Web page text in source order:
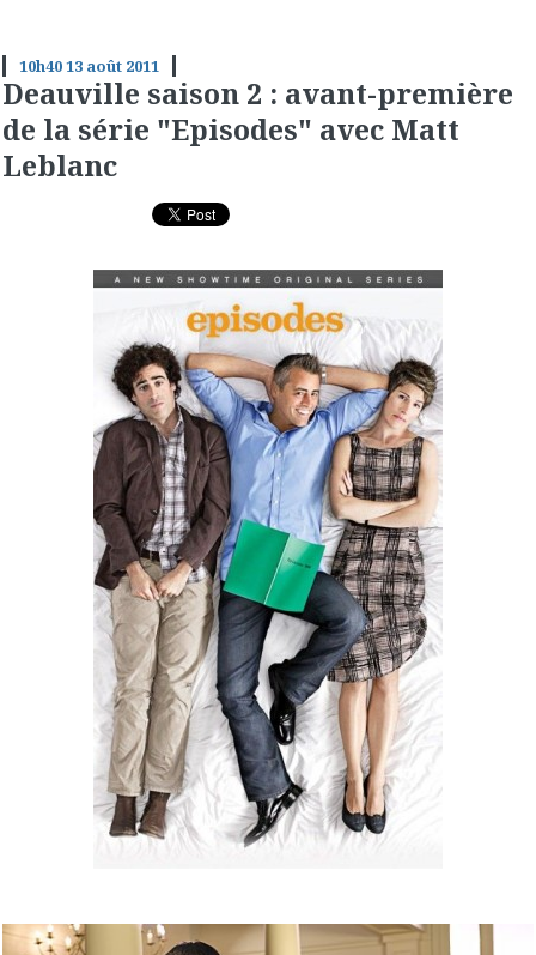
10h4013 août 2011
Deauville saison 2 : avant-première
de la série "Episodes" avec Matt
Leblanc